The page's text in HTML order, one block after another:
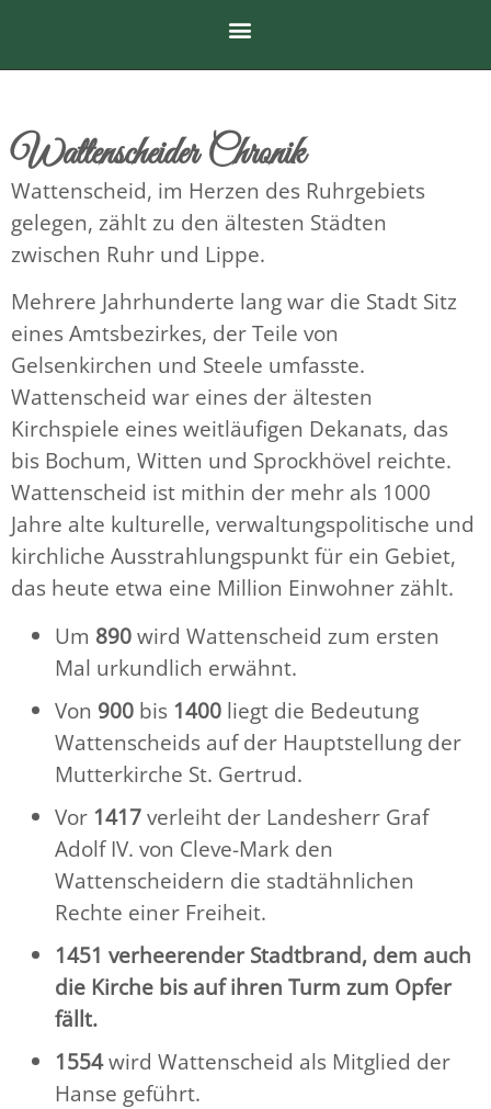
Wattenscheider Chronik
Wattenscheid, im Herzen des Ruhrgebiets
gelegen, zählt zu den ältesten Städten
zwischen Ruhr und Lippe.
Mehrere Jahrhunderte lang war die Stadt Sitz
eines Amtsbezirkes, der Teile von
Gelsenkirchen und Steele umfasste.
Wattenscheid war eines der ältesten
Kirchspiele eines weitläufigen Dekanats, das
bis Bochum, Witten und Sprockhövel reichte.
Wattenscheid ist mithin der mehr als 1000
Jahre alte kulturelle, verwaltungspolitische und
kirchliche Ausstrahlungspunkt für ein Gebiet,
das heute etwa eine Million Einwohner zählt.
Um 890wird Wattenscheid zum ersten
Mal urkundlich erwähnt.
Von 900 bis 1400 liegt die Bedeutung
Wattenscheids auf der Hauptstellung der
Mutterkirche St. Gertrud.
Vor 1417verleiht der Landesherr Graf
Adolf IV. von Cleve-Mark den
Wattenscheidern die stadtähnlichen
Rechte einer Freiheit.
1451 verheerender Stadtbrand, dem auch
die Kirche bis auf ihren Turm zum Opfer
fällt.
1554wird Wattenscheid als Mitglied der
Hanse geführt.